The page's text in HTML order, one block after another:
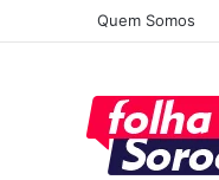
Quem Somos